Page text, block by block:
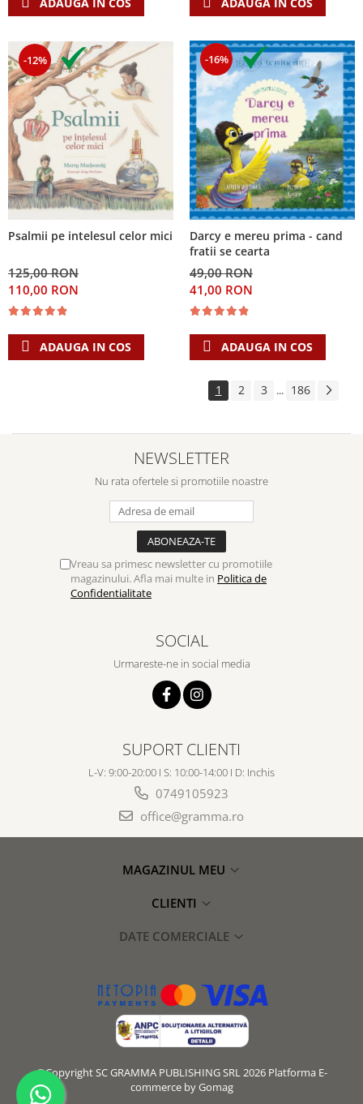
-12%
Psalmii pe intelesul celor mici
125,00 RON
110,00 RON
ADAUGA IN COS
-16%
Darcy e mereu prima - cand
fratii se cearta
49,00 RON
41,00 RON
ADAUGA IN COS
1 2 3 ... 186
NEWSLETTER
Nu rata ofertele si promotiile noastre
Vreau sa primesc newsletter cu promotiile
magazinului. Afla mai multe in Politica de
Confidentialitate
SOCIAL
Urmareste-ne in social media
SUPORT CLIENTI
L-V: 9:00-20:00 I S: 10:00-14:00 I D: Inchis
0749105923
office@gramma.ro
MAGAZINUL MEU
CLIENTI
DATE COMERCIALE
©Copyright SC GRAMMA PUBLISHING SRL 2026 Platforma E-
commerce by Gomag